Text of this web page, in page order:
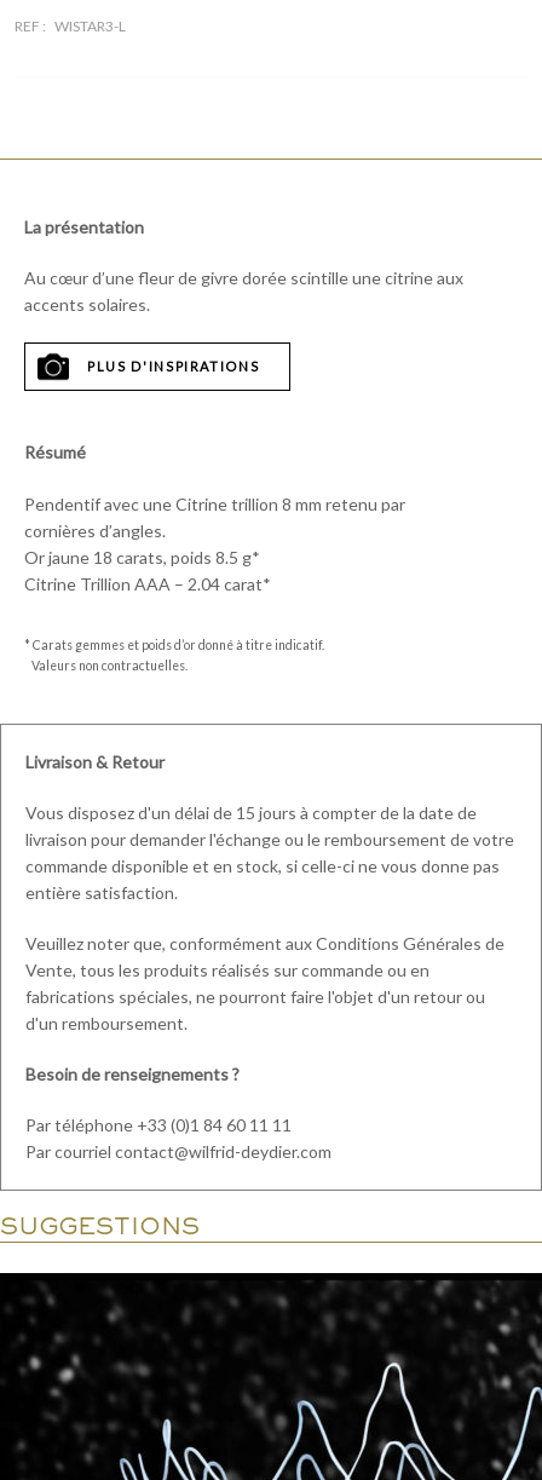
REF : WISTAR3-L
La présentation
Au cœur d’une fleur de givre dorée scintille une citrine aux
accents solaires.
PLUS D'INSPIRATIONS
Résumé
Pendentif avec une Citrine trillion 8 mm retenu par
cornières d’angles.
Or jaune 18 carats, poids 8.5 g*
Citrine Trillion AAA – 2.04 carat*
* Carats gemmes et poids d’or donné à titre indicatif.
Valeurs non contractuelles.
Livraison & Retour
Vous disposez d'un délai de 15 jours à compter de la date de
livraison pour demander l'échange ou le remboursement de votre
commande disponible et en stock, si celle-ci ne vous donne pas
entière satisfaction.
Veuillez noter que, conformément aux Conditions Générales de
Vente, tous les produits réalisés sur commande ou en
fabrications spéciales, ne pourront faire l'objet d'un retour ou
d'un remboursement.
Besoin de renseignements ?
Par téléphone +33 (0)1 84 60 11 11
Par courriel contact@wilfrid-deydier.com
SUGGESTIONS